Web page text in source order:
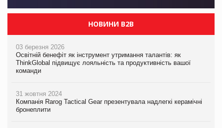
НОВИНИ B2B
03 березня 2026
Освітній бенефіт як інструмент утримання талантів: як
ThinkGlobal підвищує лояльність та продуктивність вашої
команди
31 жовтня 2024
Компанія Rarog Tactical Gear презентувала надлегкі керамічні
бронеплити